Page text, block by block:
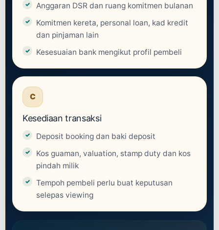
Anggaran DSR dan ruang komitmen bulanan
Komitmen kereta, personal loan, kad kredit
dan pinjaman lain
Kesesuaian bank mengikut profil pembeli
C
Kesediaan transaksi
Deposit booking dan baki deposit
Kos guaman, valuation, stamp duty dan kos
pindah milik
Tempoh pembeli perlu buat keputusan
selepas viewing